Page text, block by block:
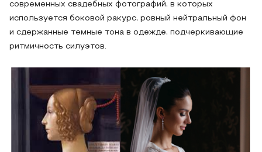
современных свадебных фотографий, в которых
используется боковой ракурс, ровный нейтральный фон
и сдержанные темные тона в одежде, подчеркивающие
ритмичность силуэтов.